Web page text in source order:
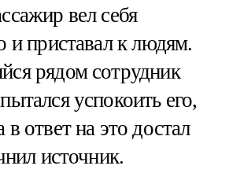
вел себя
и приставал к людям.
рядом сотрудник
успокоить его,
ответ на это достал
источник.